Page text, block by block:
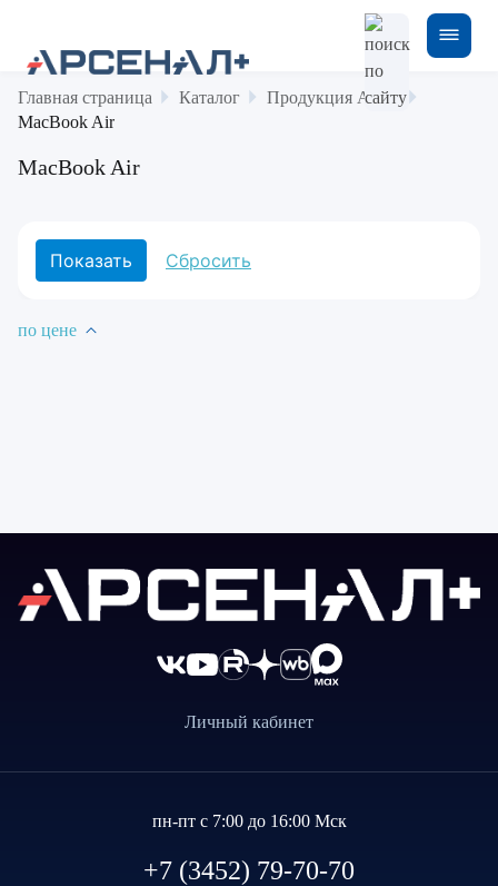
Главная страница Каталог
Продукция Apple
MacBook Air
MacBook Air
по цене
Личный кабинет
пн-пт с 7:00 до 16:00 Мск
+7 (3452) 79-70-70